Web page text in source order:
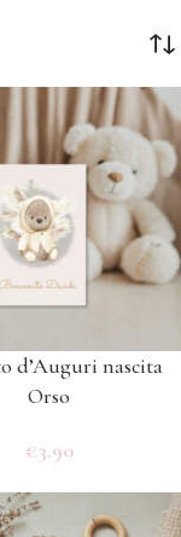
d’Auguri nascita
Orso
€3.90